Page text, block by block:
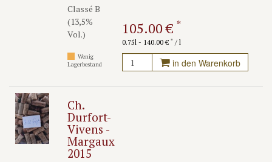
Classé B
(13,5%
Vol.)
Wenig
Lagerbestand
105.00 € *
0.75l - 140.00 € */ l
in den Warenkorb
Ch.
Durfort-
Vivens -
Margaux
2015